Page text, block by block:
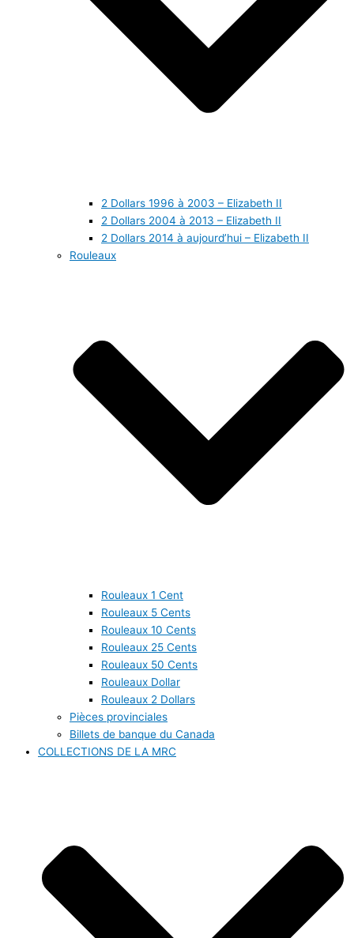
2 Dollars 1996 à 2003 – Elizabeth II
2 Dollars 2004 à 2013 – Elizabeth II
2 Dollars 2014 à aujourd’hui – Elizabeth II
Rouleaux
Rouleaux 1 Cent
Rouleaux 5 Cents
Rouleaux 10 Cents
Rouleaux 25 Cents
Rouleaux 50 Cents
Rouleaux Dollar
Rouleaux 2 Dollars
Pièces provinciales
Billets de banque du Canada
COLLECTIONS DE LA MRC